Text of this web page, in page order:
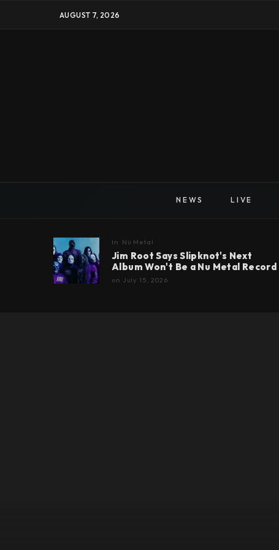
AUGUST 7, 2026
NEWS LIVE
In Nü Metal
Jim Root Says Slipknot's Next
Album Won't Be a Nu Metal Record
on July 15, 2026